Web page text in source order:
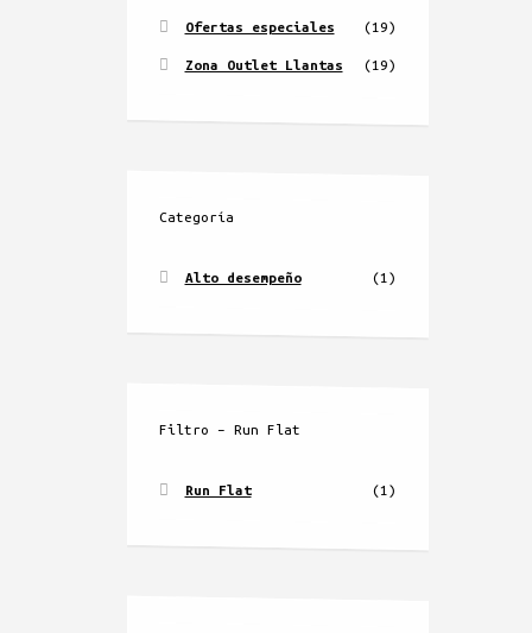
Ofertas especiales (19)
Zona Outlet Llantas (19)
Categoría
Alto desempeño (1)
Filtro – Run Flat
Run Flat (1)